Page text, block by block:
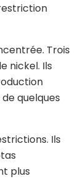
Trois
nickel. Ils
quelques
Ils
plus